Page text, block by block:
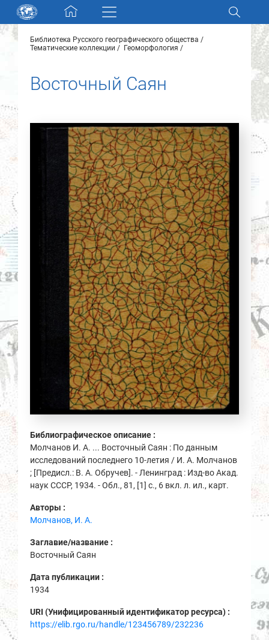
Skip navigation
Разделы и коллекции
Электронный каталог
Новости
О нас
Контакты
Партнеры
Найти
Библиотека Русского географического общества
Тематические коллекции
Геоморфология
Восточный Саян
Библиографическое описание :
Молчанов И. А. ... Восточный Саян : По данным
исследований последнего 10-летия / И. А. Молчанов
; [Предисл.: В. А. Обручев]. - Ленинград : Изд-во Акад.
наук СССР, 1934. - Обл., 81, [1] с., 6 вкл. л. ил., карт.
Авторы :
Молчанов, И. А.
Заглавие/название :
Восточный Саян
Дата публикации :
1934
URI (Унифицированный идентификатор ресурса) :
https://elib.rgo.ru/handle/123456789/232236